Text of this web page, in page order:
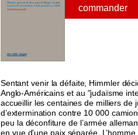
commander
Sentant venir la défaite, Himmler
Anglo-Américains et au "judaïsme
accueillir les centaines de milliers de
d’extermination contre 10 000
peu la déconfiture de l’armée
en vue d’une paix séparée.